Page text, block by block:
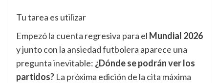
Tu tarea es utilizar
Empezó la cuenta regresiva para el Mundial 2026
y junto con la ansiedad futbolera aparece una
pregunta inevitable: ¿Dónde se podrán ver los
partidos? La próxima edición de la cita máxima